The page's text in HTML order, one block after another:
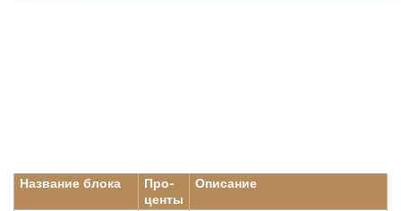
Название блока
Про-
центы
Описание